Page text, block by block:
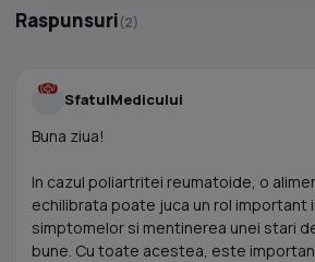
Raspunsuri(2)
SfatulMedicului
Buna ziua!
In cazul poliartritei reumatoide, o
echilibrata poate juca un rol important
simptomelor si mentinerea unei stari
bune. Cu toate acestea, este